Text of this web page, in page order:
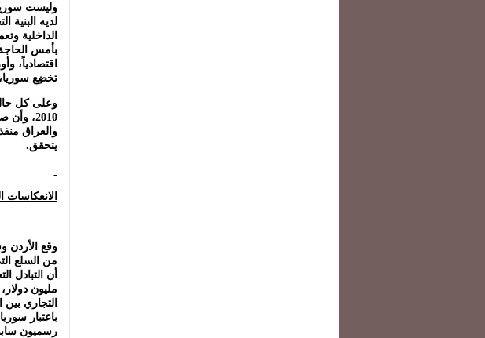
وليست
لديه البنية
الداخلية
بأمس
اقتصادياً،
تخضِع
وعلى كل
2010،
والعراق
يتحقق.
الانعكاسات
مليون
التجاري بين
باعتبار
رسميون